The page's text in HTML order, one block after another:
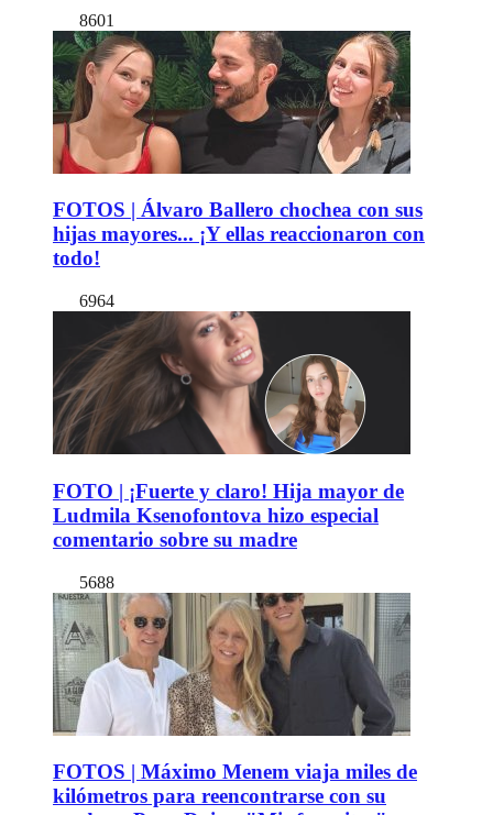
8601
FOTOS | Álvaro Ballero chochea con sus
hijas mayores... ¡Y ellas reaccionaron con
todo!
6964
FOTO | ¡Fuerte y claro! Hija mayor de
Ludmila Ksenofontova hizo especial
comentario sobre su madre
5688
FOTOS | Máximo Menem viaja miles de
kilómetros para reencontrarse con su